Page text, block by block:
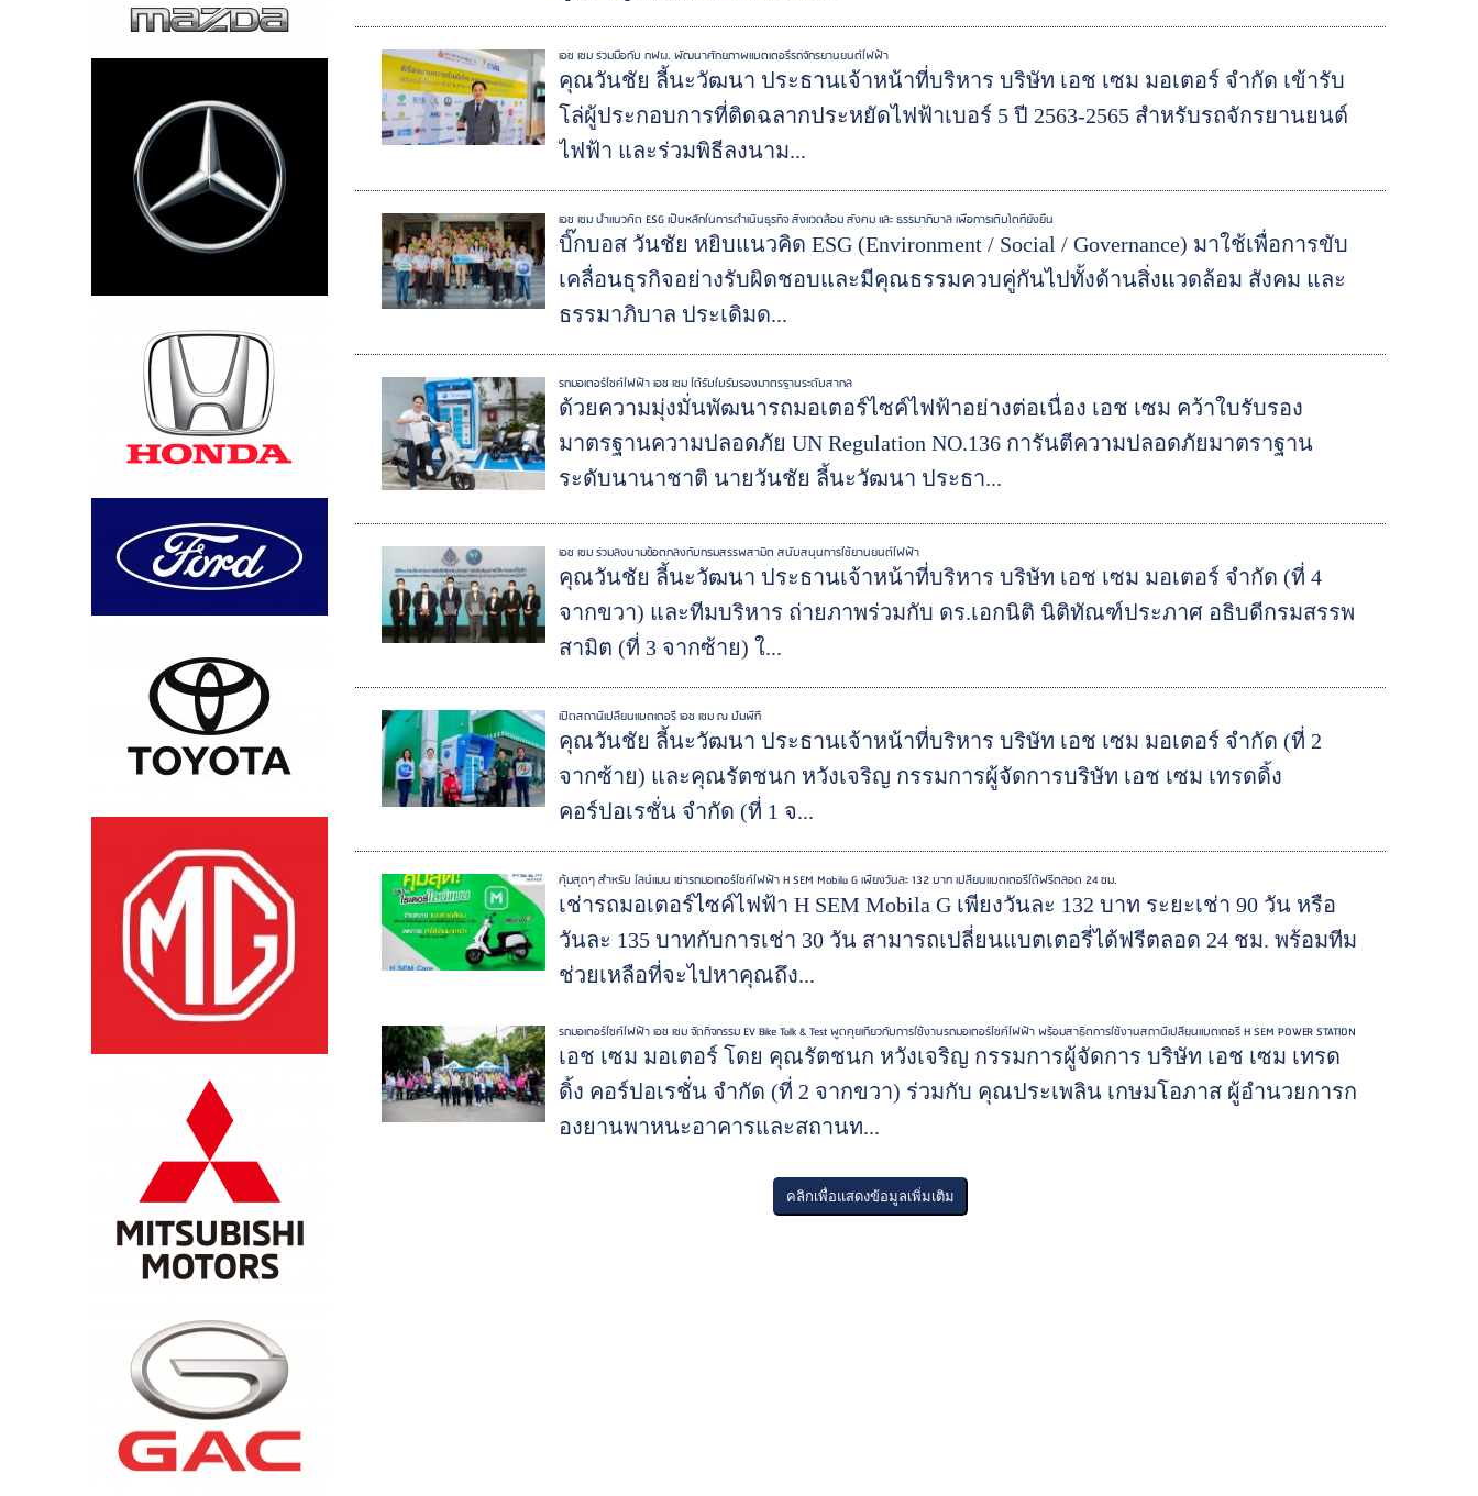
เอช เซม ร่วมมือกับ กฟผ. พัฒนาศักยภาพแบตเตอรี่รถจักรยานยนต์ไฟฟ้า
คุณวันชัย ลี้นะวัฒนา ประธานเจ้าหน้าที่บริหาร บริษัท เอช เซม มอเตอร์ จำกัด เข้ารับ
โล่ผู้ประกอบการที่ติดฉลากประหยัดไฟฟ้าเบอร์ 5 ปี 2563-2565 สำหรับรถจักรยานยนต์
ไฟฟ้า และร่วมพิธีลงนาม...
เอช เซม นำแนวคิด ESG เป็นหลักในการดำเนินธุรกิจ สิ่งแวดล้อม สังคม และ ธรรมาภิบาล เพื่อการเติบโตที่ยั่งยืน
บิ๊กบอส วันชัย หยิบแนวคิด ESG (Environment / Social / Governance) มาใช้เพื่อการขับ
เคลื่อนธุรกิจอย่างรับผิดชอบและมีคุณธรรมควบคู่กันไปทั้งด้านสิ่งแวดล้อม สังคม และ
ธรรมาภิบาล ประเดิมด...
รถมอเตอร์ไซค์ไฟฟ้า เอช เซม ได้รับใบรับรองมาตรฐานระดับสากล
ด้วยความมุ่งมั่นพัฒนารถมอเตอร์ไซค์ไฟฟ้าอย่างต่อเนื่อง เอช เซม คว้าใบรับรอง
มาตรฐานความปลอดภัย UN Regulation NO.136 การันตีความปลอดภัยมาตราฐาน
ระดับนานาชาติ นายวันชัย ลี้นะวัฒนา ประธา...
เอช เซม ร่วมลงนามข้อตกลงกับกรมสรรพสามิต สนับสนุนการใช้ยานยนต์ไฟฟ้า
คุณวันชัย ลี้นะวัฒนา ประธานเจ้าหน้าที่บริหาร บริษัท เอช เซม มอเตอร์ จำกัด (ที่ 4
จากขวา) และทีมบริหาร ถ่ายภาพร่วมกับ ดร.เอกนิติ นิติทัณฑ์ประภาศ อธิบดีกรมสรรพ
สามิต (ที่ 3 จากซ้าย) ใ...
เปิดสถานีเปลี่ยนแบตเตอรี่ เอช เซม ณ ปั๊มพีที
คุณวันชัย ลี้นะวัฒนา ประธานเจ้าหน้าที่บริหาร บริษัท เอช เซม มอเตอร์ จำกัด (ที่ 2
จากซ้าย) และคุณรัตชนก หวังเจริญ กรรมการผู้จัดการบริษัท เอช เซม เทรดดิ้ง
คอร์ปอเรชั่น จำกัด (ที่ 1 จ...
คุ้มสุดๆ สำหรับ ไลน์แมน เช่ารถมอเตอร์ไซค์ไฟฟ้า H SEM Mobila G เพียงวันละ 132 บาท เปลี่ยนแบตเตอรี่ได้ฟรีตลอด 24 ชม.
เช่ารถมอเตอร์ไซค์ไฟฟ้า H SEM Mobila G เพียงวันละ 132 บาท ระยะเช่า 90 วัน หรือ
วันละ 135 บาทกับการเช่า 30 วัน สามารถเปลี่ยนแบตเตอรี่ได้ฟรีตลอด 24 ชม. พร้อมทีม
ช่วยเหลือที่จะไปหาคุณถึง...
รถมอเตอร์ไซค์ไฟฟ้า เอช เซม จัดกิจกรรม EV Bike Talk & Test พูดคุยเกี่ยวกับการใช้งานรถมอเตอร์ไซค์ไฟฟ้า พร้อมสาธิตการใช้งานสถานีเปลี่ยนแบตเตอรี่ H SEM POWER STATION
เอช เซม มอเตอร์ โดย คุณรัตชนก หวังเจริญ กรรมการผู้จัดการ บริษัท เอช เซม เทรด
ดิ้ง คอร์ปอเรชั่น จำกัด (ที่ 2 จากขวา) ร่วมกับ คุณประเพลิน เกษมโอภาส ผู้อำนวยการก
องยานพาหนะอาคารและสถานท...